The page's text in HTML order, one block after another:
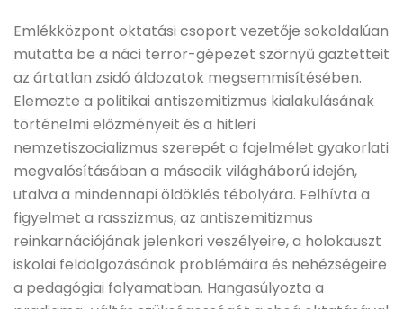
Emlékközpont oktatási csoport vezetője sokoldalúan
mutatta be a náci terror-gépezet szörnyű gaztetteit
az ártatlan zsidó áldozatok megsemmisítésében.
Elemezte a politikai antiszemitizmus kialakulásának
történelmi előzményeit és a hitleri
nemzetiszocializmus szerepét a fajelmélet gyakorlati
megvalósításában a második világháború idején,
utalva a mindennapi öldöklés tébolyára. Felhívta a
figyelmet a rasszizmus, az antiszemitizmus
reinkarnációjának jelenkori veszélyeire, a holokauszt
iskolai feldolgozásának problémáira és nehézségeire
a pedagógiai folyamatban. Hangasúlyozta a